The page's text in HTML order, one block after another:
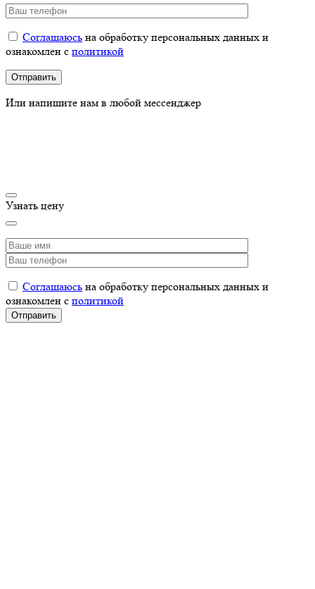
Соглашаюсь на обработку персональных данных и
ознакомлен с политикой
Или напишите нам в любой мессенджер
Узнать цену
Соглашаюсь на обработку персональных данных и
ознакомлен с политикой